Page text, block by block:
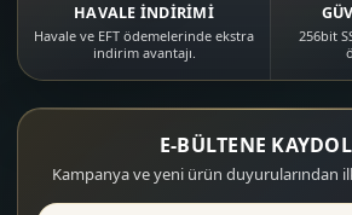
HAVALE İNDİRİMİ
Havale ve EFT ödemelerinde ekstra
indirim avantajı.
256bit
E-BÜLTENE
Kampanya ve yeni ürün duyurularından